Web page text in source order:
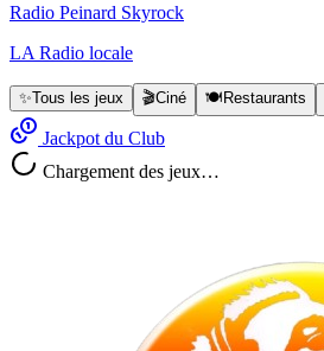
Radio Peinard Skyrock
LA Radio locale
✨Tous les jeux 🎬Ciné 🍽️ Restaurants
Jackpot du Club
Chargement des jeux…